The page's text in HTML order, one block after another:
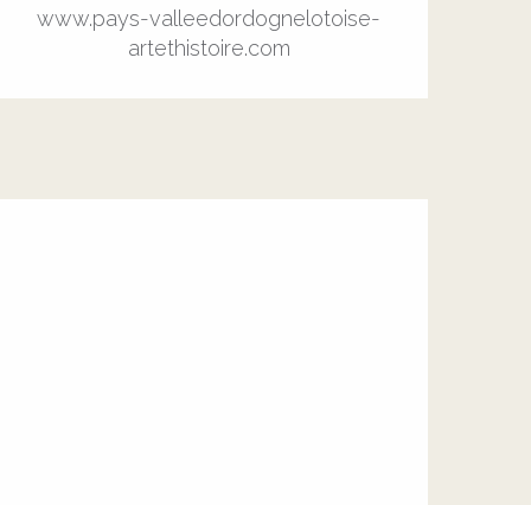
www.pays-valleedordognelotoise-
artethistoire.com